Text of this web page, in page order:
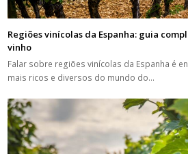
Regiões vinícolas da Espanha: guia
vinho
Falar sobre regiões vinícolas da Espanha é
mais ricos e diversos do mundo do…